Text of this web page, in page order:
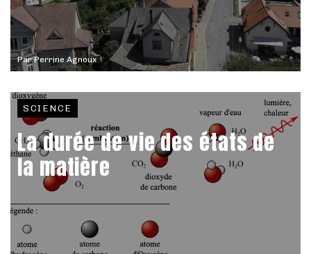
ParPerrine Agnoux
SCIENCE
La durée de vie des états de
la matière